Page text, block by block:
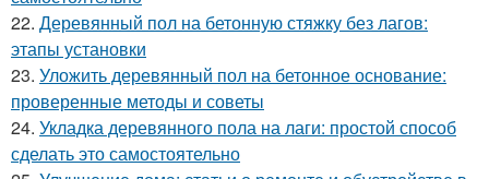
22. Деревянный пол на бетонную стяжку без лагов:
этапы установки
23. Уложить деревянный пол на бетонное основание:
проверенные методы и советы
24. Укладка деревянного пола на лаги: простой способ
сделать это самостоятельно